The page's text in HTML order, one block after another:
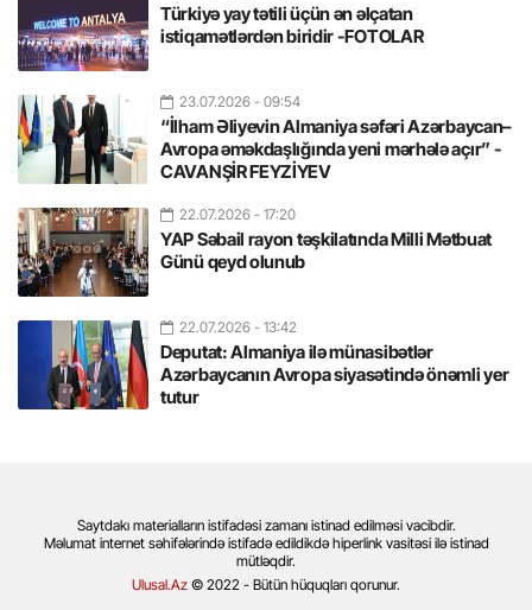
Türkiyə yay tətili üçün ən əlçatan
istiqamətlərdən biridir -FOTOLAR
23.07.2026 - 09:54
“İlham Əliyevin Almaniya səfəri Azərbaycan–
Avropa əməkdaşlığında yeni mərhələ açır” -
CAVANŞİR FEYZİYEV
22.07.2026 - 17:20
YAP Səbail rayon təşkilatında Milli Mətbuat
Günü qeyd olunub
22.07.2026 - 13:42
Deputat: Almaniya ilə münasibətlər
Azərbaycanın Avropa siyasətində önəmli yer
tutur
Saytdakı materialların istifadəsi zamanı istinad edilməsi vacibdir.
Məlumat internet səhifələrində istifadə edildikdə hiperlink vasitəsi ilə istinad
mütləqdir.
Ulusal.Az © 2022 - Bütün hüquqları qorunur.